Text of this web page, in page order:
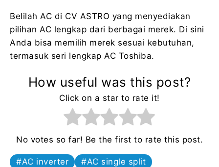
Belilah AC di CV ASTRO yang menyediakan
pilihan AC lengkap dari berbagai merek. Di sini
Anda bisa memilih merek sesuai kebutuhan,
termasuk seri lengkap AC Toshiba.
How useful was this post?
Click on a star to rate it!
No votes so far! Be the first to rate this post.
AC inverter
AC single split